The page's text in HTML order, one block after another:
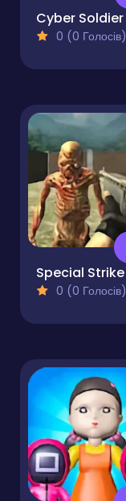
0 (0 Голосів)
0 (0 Голосів)